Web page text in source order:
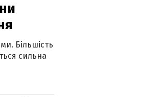
Більшість
сильна